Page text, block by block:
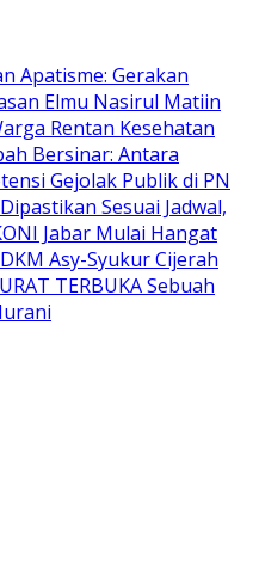
Apatisme: Gerakan
Elmu Nasirul Matiin
Rentan Kesehatan
Bersinar: Antara
Gejolak Publik di PN
Sesuai Jadwal,
Jabar Mulai Hangat
Asy-Syukur Cijerah
TERBUKA Sebuah